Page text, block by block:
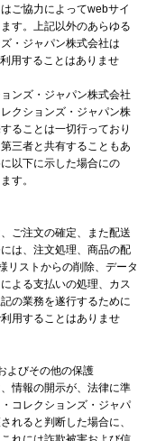
ご協力によってwebサイ
す。上記以外のあらゆる
・ジャパン株式会社は
用することはありませ
ンズ・ジャパン株式会社
クションズ・ジャパン株
ることは一切行っており
三者と共有することもあ
以下に示した場合にの
す。
ご注文の確定、また配送
は、注文処理、商品の配
リストからの削除、データ
よる支払いの処理、カス
の業務を遂行するために
用することはありませ
よびその他の保護
情報の開示が、法律に準
コレクションズ・ジャパ
れると判断した場合に、